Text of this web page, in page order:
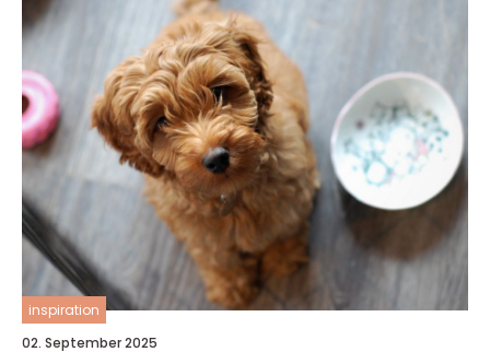
inspiration
02. September 2025